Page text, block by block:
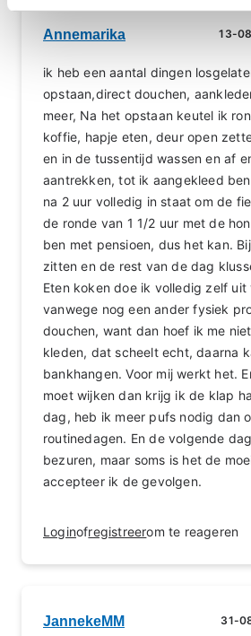
Annemarika 13-
ik heb een aantal dingen
opstaan,direct douchen,
meer, Na het opstaan keutel ik
koffie, hapje eten, deur open
en in de tussentijd wassen en af
aantrekken, tot ik aangekleed
na 2 uur volledig in staat om de
de ronde van 1 1/2 uur met de
ben met pensioen, dus het kan.
zitten en de rest van de dag
Eten koken doe ik volledig zelf
vanwege nog een ander fysiek
douchen, want dan hoef ik me
kleden, dat scheelt echt, daarna
bankhangen. Voor mij werkt het.
moet wijken dan krijg ik de klap
dag, heb ik meer pufs nodig dan
routinedagen. En de volgende
bezuren, maar soms is het de
accepteer ik de gevolgen.
Loginofregistreerom te reageren
JannekeMM 31-